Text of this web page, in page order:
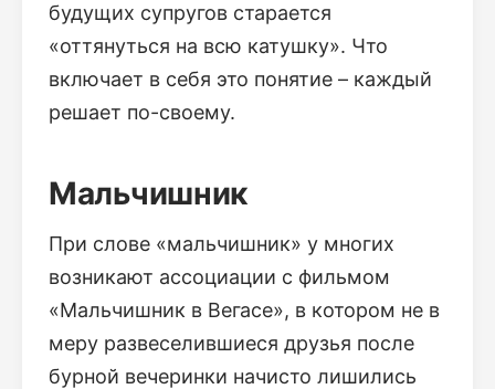
будущих супругов старается
«оттянуться на всю катушку». Что
включает в себя это понятие – каждый
решает по-своему.
Мальчишник
При слове «мальчишник» у многих
возникают ассоциации с фильмом
«Мальчишник в Вегасе», в котором не в
меру развеселившиеся друзья после
бурной вечеринки начисто лишились